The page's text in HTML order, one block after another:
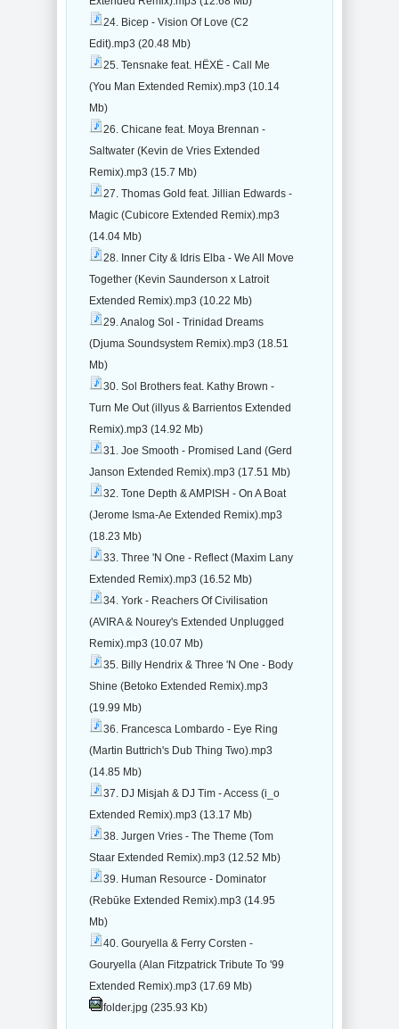
24. Bicep - Vision Of Love (C2
Edit).mp3 (20.48 Mb)
25. Tensnake feat. HËXĖ - Call Me
(You Man Extended Remix).mp3 (10.14
Mb)
26. Chicane feat. Moya Brennan -
Saltwater (Kevin de Vries Extended
Remix).mp3 (15.7 Mb)
27. Thomas Gold feat. Jillian Edwards -
Magic (Cubicore Extended Remix).mp3
(14.04 Mb)
28. Inner City & Idris Elba - We All Move
Together (Kevin Saunderson x Latroit
Extended Remix).mp3 (10.22 Mb)
29. Analog Sol - Trinidad Dreams
(Djuma Soundsystem Remix).mp3 (18.51
Mb)
30. Sol Brothers feat. Kathy Brown -
Turn Me Out (illyus & Barrientos Extended
Remix).mp3 (14.92 Mb)
31. Joe Smooth - Promised Land (Gerd
Janson Extended Remix).mp3 (17.51 Mb)
32. Tone Depth & AMPISH - On A Boat
(Jerome Isma-Ae Extended Remix).mp3
(18.23 Mb)
33. Three 'N One - Reflect (Maxim Lany
Extended Remix).mp3 (16.52 Mb)
34. York - Reachers Of Civilisation
(AVIRA & Nourey's Extended Unplugged
Remix).mp3 (10.07 Mb)
35. Billy Hendrix & Three 'N One - Body
Shine (Betoko Extended Remix).mp3
(19.99 Mb)
36. Francesca Lombardo - Eye Ring
(Martin Buttrich's Dub Thing Two).mp3
(14.85 Mb)
37. DJ Misjah & DJ Tim - Access (i_o
Extended Remix).mp3 (13.17 Mb)
38. Jurgen Vries - The Theme (Tom
Staar Extended Remix).mp3 (12.52 Mb)
39. Human Resource - Dominator
(Rebūke Extended Remix).mp3 (14.95
Mb)
40. Gouryella & Ferry Corsten -
Gouryella (Alan Fitzpatrick Tribute To '99
Extended Remix).mp3 (17.69 Mb)
folder.jpg (235.93 Kb)